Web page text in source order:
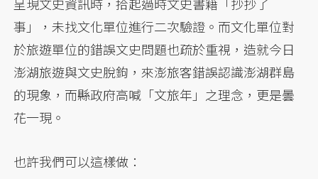
事」，未找文化單位進行二次驗證。而文化單位對
於旅遊單位的錯誤文史問題也疏於重視，造就今日
澎湖旅遊與文史脫鉤，來澎旅客錯誤認識澎湖群島
的現象，而縣政府高喊「文旅年」之理念，更是曇
花一現。
也許我們可以這樣做：